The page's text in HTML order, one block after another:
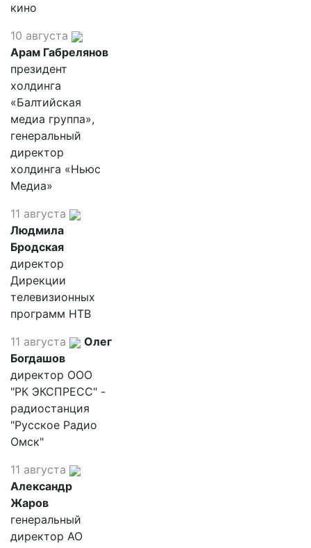
кино
10 августа
Арам Габрелянов
президент
холдинга
«Балтийская
медиа группа»,
генеральный
директор
холдинга «Ньюс
Медиа»
11 августа
Людмила
Бродская
директор
Дирекции
телевизионных
программ НТВ
11 августа
Олег
Богдашов
директор ООО
"РК ЭКСПРЕСС" -
радиостанция
"Русское Радио
Омск"
11 августа
Александр
Жаров
генеральный
директор АО